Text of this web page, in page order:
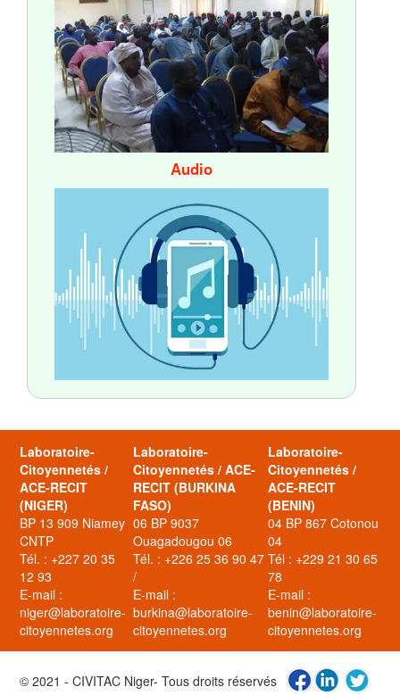
Audio
Laboratoire-
Citoyennetés /
ACE-RECIT
(NIGER)
BP 13 909 Niamey
CNTP
Tél. : +227 20 35
12 93
E-mail :
niger@laboratoire-
citoyennetes.org
Laboratoire-
Citoyennetés / ACE-
RECIT (BURKINA
FASO)
06 BP 9037
Ouagadougou 06
Tél. : +226 25 36 90 47
/
E-mail :
burkina@laboratoire-
citoyennetes.org
Laboratoire-
Citoyennetés /
ACE-RECIT
(BENIN)
04 BP 867 Cotonou
04
Tél : +229 21 30 65
78
E-mail :
benin@laboratoire-
citoyennetes.org
© 2021 - CIVITAC Niger- Tous droits réservés